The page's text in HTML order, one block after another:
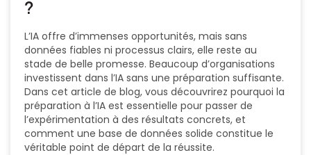
?
L’IA offre d’immenses opportunités, mais sans
données fiables ni processus clairs, elle reste au
stade de belle promesse. Beaucoup d’organisations
investissent dans l’IA sans une préparation suffisante.
Dans cet article de blog, vous découvrirez pourquoi la
préparation à l’IA est essentielle pour passer de
l’expérimentation à des résultats concrets, et
comment une base de données solide constitue le
véritable point de départ de la réussite.